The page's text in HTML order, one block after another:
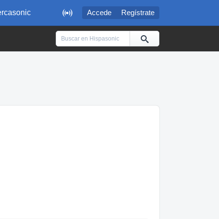
 Accede Regístrate